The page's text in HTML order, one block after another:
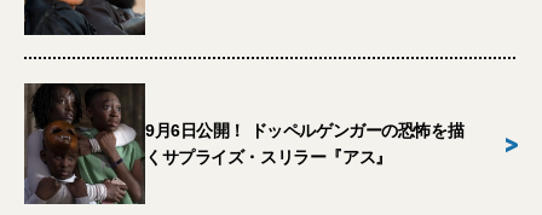
9月6日公開！ ドッペルゲンガーの恐怖を描
くサプライズ・スリラー『アス』
>